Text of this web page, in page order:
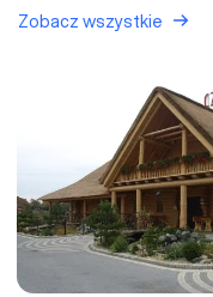
Zobacz wszystkie
Karczma Czardasz w